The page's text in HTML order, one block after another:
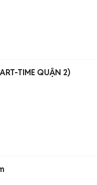
TELESALE CHECK CHỦ (PART-TIME QUẬN 2)